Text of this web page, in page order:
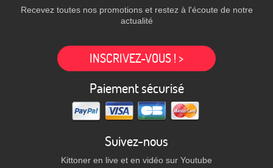
Recevez toutes nos promotions et restez à l'écoute de notre
actualité
INSCRIVEZ-VOUS ! >
Paiement sécurisé
Suivez-nous
Kittoner en live et en vidéo sur Youtube